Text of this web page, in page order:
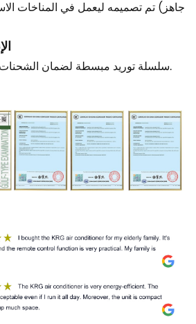
--- سلسلة توريد مبسطة لضمان الشحنات في الوقت المحدد.